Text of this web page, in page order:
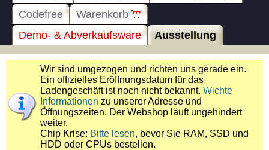
Codefree
Warenkorb
Demo- & Abverkaufsware
Ausstellung
Wir sind umgezogen und richten uns gerade ein.
Ein offizielles Eröffnungsdatum für das
Ladengeschäft ist noch nicht bekannt. Wichte
Informationen zu unserer Adresse und
Öffnungszeiten. Der Webshop läuft ungehindert
weiter.
Chip Krise: Bitte lesen, bevor Sie RAM, SSD und
HDD oder CPUs bestellen.